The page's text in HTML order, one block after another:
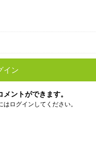
イン
ントができます。
ログインしてください。